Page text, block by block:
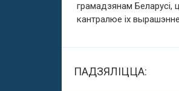
грамадзянам Беларусі,
кантралюе іх
ПАДЗЯЛІЦЦА: